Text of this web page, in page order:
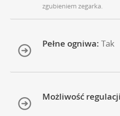
zgubieniem zegarka.
Pełne ogniwa: Tak
Możliwość